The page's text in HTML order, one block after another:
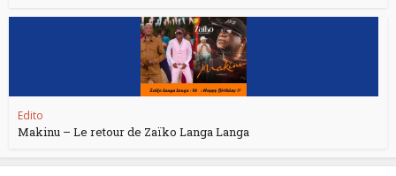
Edito
Makinu – Le retour de Zaïko Langa Langa